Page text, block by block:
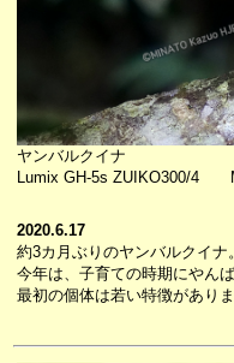
ヤンバルクイナ
Lumix GH-5s ZUIKO300/4
2020.6.17
約3カ月ぶりのヤンバルクイナ。
今年は、子育ての時期にやん
最初の個体は若い特徴があり